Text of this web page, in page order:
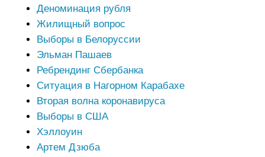
Деноминация рубля
Жилищный вопрос
Выборы в Белоруссии
Эльман Пашаев
Ребрендинг Сбербанка
Ситуация в Нагорном Карабахе
Вторая волна коронавируса
Выборы в США
Хэллоуин
Артем Дзюба